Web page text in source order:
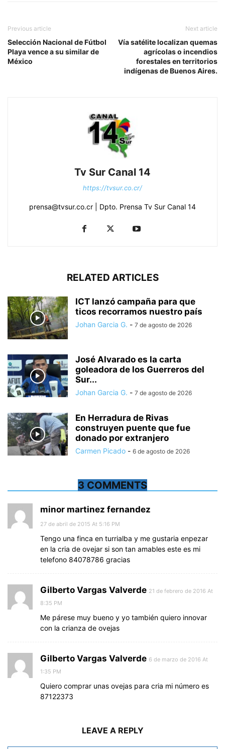
Previous article
Selección Nacional de Fútbol
Playa vence a su similar de
México
Next article
Vía satélite localizan quemas
agrícolas o incendios
forestales en territorios
indígenas de Buenos Aires.
Tv Sur Canal 14
https://tvsur.co.cr/
prensa@tvsur.co.cr | Dpto. Prensa Tv Sur Canal 14
RELATED ARTICLES
ICT lanzó campaña para que
ticos recorramos nuestro país
Johan Garcia G. - 7 de agosto de 2026
José Alvarado es la carta
goleadora de los Guerreros del
Sur...
Johan Garcia G. - 7 de agosto de 2026
En Herradura de Rivas
construyen puente que fue
donado por extranjero
Carmen Picado - 6 de agosto de 2026
3 COMMENTS
minor martinez fernandez
27 de abril de 2015 At 5:16 PM
Tengo una finca en turrialba y me gustaria enpezar
en la cria de ovejar si son tan amables este es mi
telefono 84078786 gracias
Gilberto Vargas Valverde 21 de febrero de 2016 At
8:35 PM
Me párese muy bueno y yo también quiero innovar
con la crianza de ovejas
Gilberto Vargas Valverde 6 de marzo de 2016 At
1:35 PM
Quiero comprar unas ovejas para cria mi número es
87122373
LEAVE A REPLY